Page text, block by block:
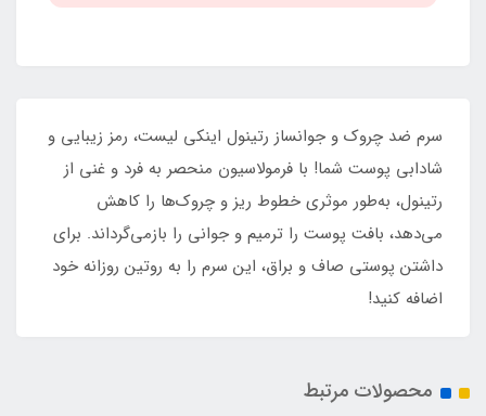
سرم ضد چروک و جوانساز رتینول اینکی لیست، رمز زیبایی و
شادابی پوست شما! با فرمولاسیون منحصر به فرد و غنی از
رتینول، به‌طور موثری خطوط ریز و چروک‌ها را کاهش
می‌دهد، بافت پوست را ترمیم و جوانی را بازمی‌گرداند. برای
داشتن پوستی صاف و براق، این سرم را به روتین روزانه خود
اضافه کنید!
محصولات مرتبط